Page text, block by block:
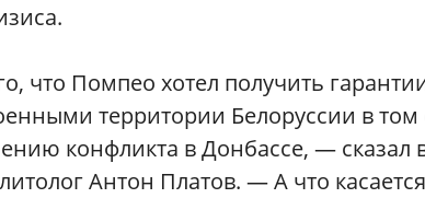
что Помпео хотел получить
территории Белоруссии в том
конфликта в Донбассе, — сказал
Антон Платов. — А что